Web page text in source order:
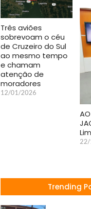
Três aviões
sobrevoam o céu
de Cruzeiro do Sul
ao mesmo tempo
e chamam
atenção de
moradores
12/01/2026
Trending